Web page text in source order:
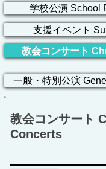
教会コンサート
Concerts
学校公演 School
支援イベント
教会コンサート
一般・特別公演